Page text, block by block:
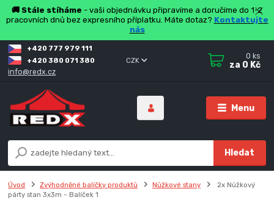
🚚 Stále stíháme - vaši objednávku připravíme a doručíme do 1-2
pracovních dnů bez expresního příplatku. Máte dotaz? Kontaktujte
nás
Menu
CZK
Hledat
+420 777 979 111
+420 380 071 380
info@redx.cz
0 ks
za 0 Kč
Úvod Zvýhodněné balíčky produktů Nůžkové stany
2x Nůžkový
párty stan 3x3m - Balíček 1